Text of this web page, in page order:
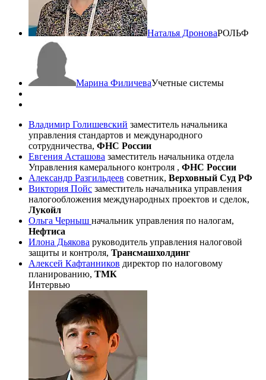
Наталья ДроноваРОЛЬФ
Марина ФиличеваУчетные системы
Владимир Голишевский заместитель начальника
управления стандартов и международного
сотрудничества, ФНС России
Евгения Асташова заместитель начальника отдела
Управления камерального контроля , ФНС России
Александр Разгильдеев советник, Верховный Суд РФ
Виктория Пойс заместитель начальника управления
налогообложения международных проектов и сделок,
Лукойл
Ольга Черныш начальник управления по налогам,
Нефтиса
Илона Дьякова руководитель управления налоговой
защиты и контроля, Трансмашхолдинг
Алексей Кафтанников директор по налоговому
планированию, ТМК
Интервью